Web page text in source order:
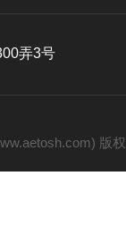
弄3号